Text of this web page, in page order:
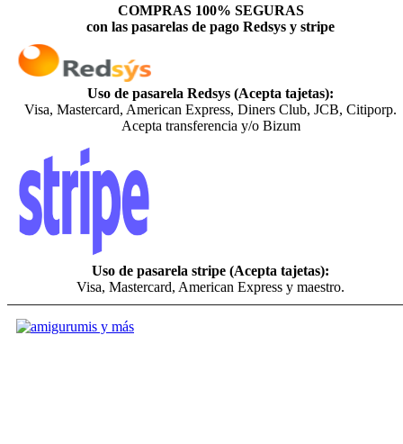
COMPRAS 100% SEGURAS
con las pasarelas de pago Redsys y stripe
Uso de pasarela Redsys (Acepta tajetas):
Visa, Mastercard, American Express, Diners Club, JCB, Citiporp.
Acepta transferencia y/o Bizum
Uso de pasarela stripe (Acepta tajetas):
Visa, Mastercard, American Express y maestro.